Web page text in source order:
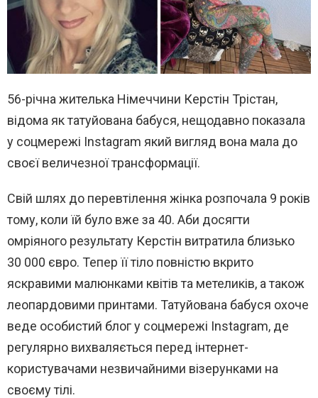
56-річна жителька Німеччини Керстін Трістан,
відома як татуйована бабуся, нещодавно показала
у соцмережі Instagram який вигляд вона мала до
своєї величезної трансформації.
Свій шлях до перевтілення жінка розпочала 9 років
тому, коли їй було вже за 40. Аби досягти
омріяного результату Керстін витратила близько
30 000 євро. Тепер її тіло повністю вкрито
яскравими малюнками квітів та метеликів, а також
леопардовими принтами. Татуйована бабуся охоче
веде особистий блог у соцмережі Instagram, де
регулярно вихваляється перед інтернет-
користувачами незвичайними візерунками на
своєму тілі.